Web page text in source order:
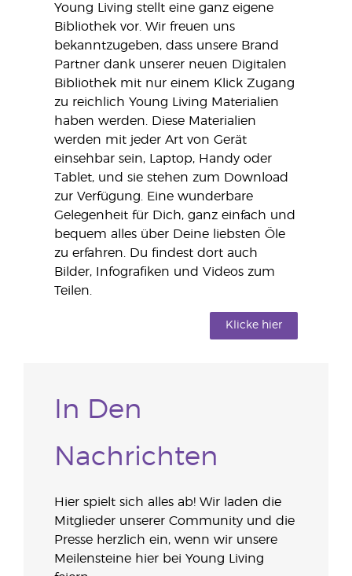
Young Living stellt eine ganz eigene
Bibliothek vor. Wir freuen uns
bekanntzugeben, dass unsere Brand
Partner dank unserer neuen Digitalen
Bibliothek mit nur einem Klick Zugang
zu reichlich Young Living Materialien
haben werden. Diese Materialien
werden mit jeder Art von Gerät
einsehbar sein, Laptop, Handy oder
Tablet, und sie stehen zum Download
zur Verfügung. Eine wunderbare
Gelegenheit für Dich, ganz einfach und
bequem alles über Deine liebsten Öle
zu erfahren. Du findest dort auch
Bilder, Infografiken und Videos zum
Teilen.
Klicke hier
In Den
Nachrichten
Hier spielt sich alles ab! Wir laden die
Mitglieder unserer Community und die
Presse herzlich ein, wenn wir unsere
Meilensteine hier bei Young Living